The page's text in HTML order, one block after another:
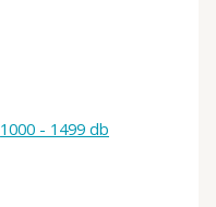
1000 - 1499 db